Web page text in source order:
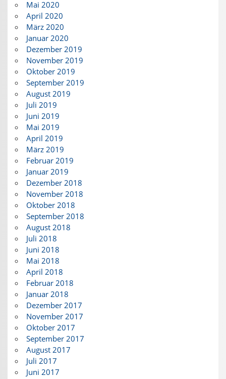
Mai 2020
April 2020
März 2020
Januar 2020
Dezember 2019
November 2019
Oktober 2019
September 2019
August 2019
Juli 2019
Juni 2019
Mai 2019
April 2019
März 2019
Februar 2019
Januar 2019
Dezember 2018
November 2018
Oktober 2018
September 2018
August 2018
Juli 2018
Juni 2018
Mai 2018
April 2018
Februar 2018
Januar 2018
Dezember 2017
November 2017
Oktober 2017
September 2017
August 2017
Juli 2017
Juni 2017